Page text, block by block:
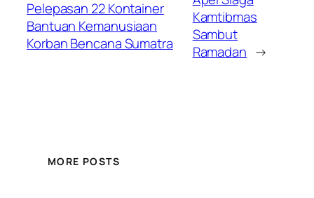
Pelepasan 22 Kontainer
Bantuan Kemanusiaan
Korban Bencana Sumatra
Kamtibmas
Sambut
Ramadan →
MORE POSTS